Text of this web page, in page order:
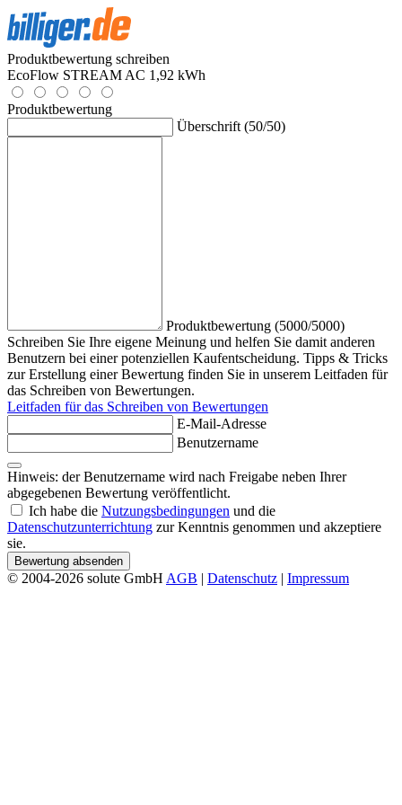
Produktbewertung schreiben
EcoFlow STREAM AC 1,92 kWh
Produktbewertung
Überschrift (50/50)
Produktbewertung (5000/5000)
Schreiben Sie Ihre eigene Meinung und helfen Sie damit anderen
Benutzern bei einer potenziellen Kaufentscheidung. Tipps & Tricks
zur Erstellung einer Bewertung finden Sie in unserem Leitfaden für
das Schreiben von Bewertungen.
Leitfaden für das Schreiben von Bewertungen
E-Mail-Adresse
Benutzername
Hinweis: der Benutzername wird nach Freigabe neben Ihrer
abgegebenen Bewertung veröffentlicht.
Ich habe die Nutzungsbedingungen und die
Datenschutzunterrichtung zur Kenntnis genommen und akzeptiere
sie.
Bewertung absenden
© 2004-2026 solute GmbH AGB | Datenschutz | Impressum